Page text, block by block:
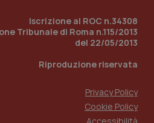
Iscrizione al ROC n.34308
Tribunale di Roma n.115/2013
del 22/05/2013
Riproduzione riservata
Privacy Policy
Cookie Policy